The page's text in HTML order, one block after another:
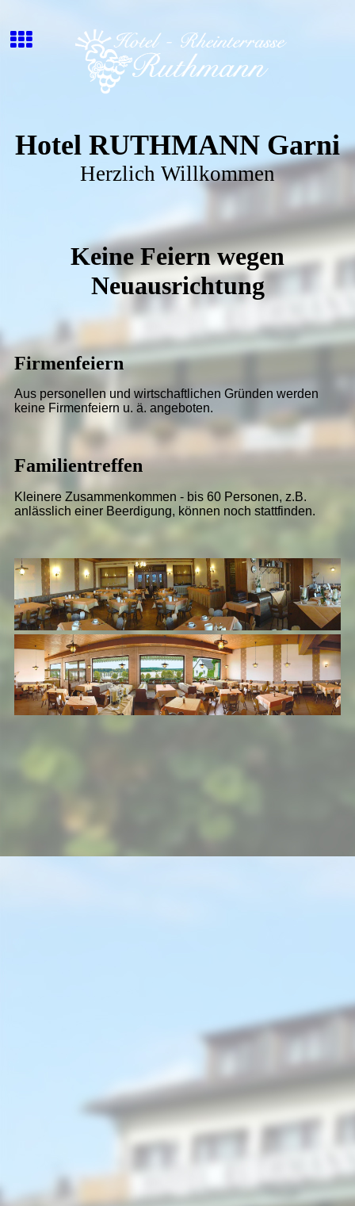
Hotel RUTHMANN Garni
Herzlich Willkommen
Keine Feiern wegen
Neuausrichtung
Firmenfeiern
Aus personellen und wirtschaftlichen Gründen werden
keine Firmenfeiern u. ä. angeboten.
Familientreffen
Kleinere Zusammenkommen - bis 60 Personen, z.B.
anlässlich einer Beerdigung, können noch stattfinden.